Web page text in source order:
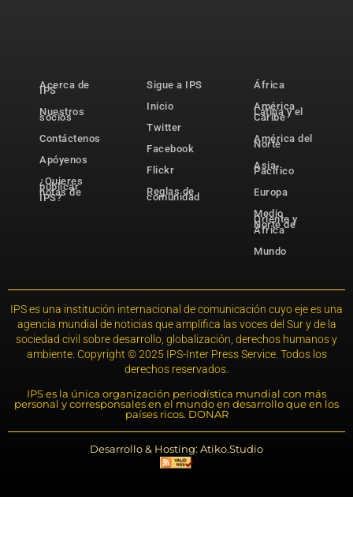
Acerca de
IPS
Nuestros
socios
Contáctenos
Apóyenos
¿Quieres
publicar
notas de
IPS?
Sigue a IPS
Inicio
Twitter
Facebook
Flickr
Reglas de
comunidad
África
América
Latina y el
Caribe
América del
Norte
Asia-
Pacífico
Europa
Medio
Oriente y
Norte de
África
Mundo
IPS es una institución internacional de comunicación cuyo eje es una
agencia mundial de noticias que amplifica las voces del Sur y de la
sociedad civil sobre desarrollo, globalización, derechos humanos y
ambiente. Copyright © 2025 IPS-Inter Press Service. Todos los
derechos reservados.
IPS es la única organización periodística mundial con más
personal y corresponsales en el mundo en desarrollo que en los
países ricos. DONAR
Desarrollo & Hosting: Atiko.Studio